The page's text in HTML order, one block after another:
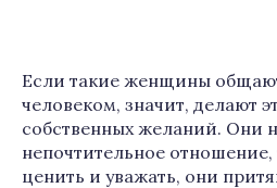
Если такие женщины
человеком, значит, делают
собственных желаний. Они
непочтительное отношение,
ценить и уважать, они